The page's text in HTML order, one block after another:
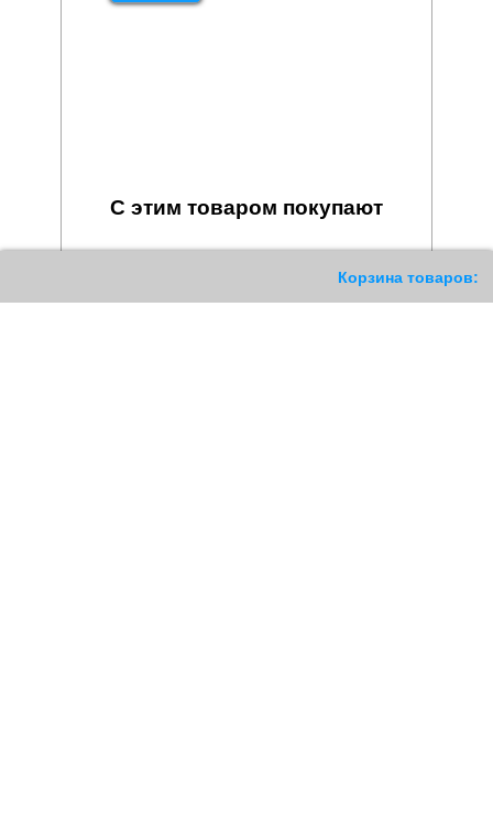
Корзина товаров:
С этим товаром покупают